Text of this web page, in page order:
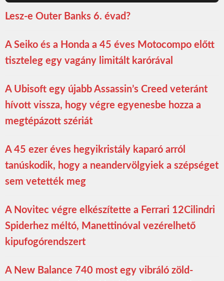
Lesz-e Outer Banks 6. évad?
A Seiko és a Honda a 45 éves Motocompo előtt
tiszteleg egy vagány limitált karórával
A Ubisoft egy újabb Assassin’s Creed veteránt
hívott vissza, hogy végre egyenesbe hozza a
megtépázott szériát
A 45 ezer éves hegyikristály kaparó arról
tanúskodik, hogy a neandervölgyiek a szépséget
sem vetették meg
A Novitec végre elkészítette a Ferrari 12Cilindri
Spiderhez méltó, Manettinóval vezérelhető
kipufogórendszert
A New Balance 740 most egy vibráló zöld-